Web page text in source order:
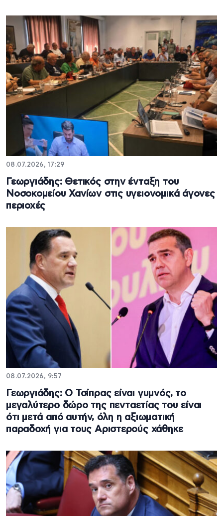
08.07.2026, 17:29
Γεωργιάδης: Θετικός στην ένταξη του
Νοσοκομείου Χανίων στις υγειονομικά άγονες
περιοχές
08.07.2026, 9:57
Γεωργιάδης: Ο Τσίπρας είναι γυμνός, το
μεγαλύτερο δώρο της πενταετίας του είναι
ότι μετά από αυτήν, όλη η αξιωματική
παραδοχή για τους Αριστερούς χάθηκε